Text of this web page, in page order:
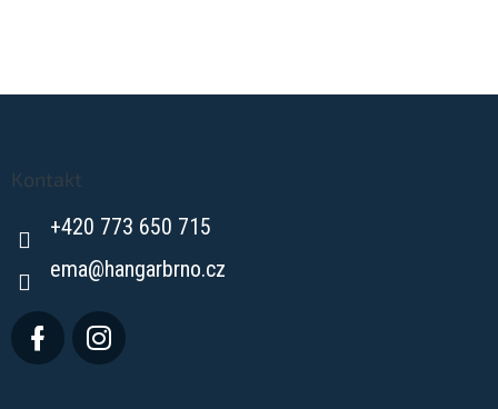
Kontakt
+420 773 650 715
ema@hangarbrno.cz